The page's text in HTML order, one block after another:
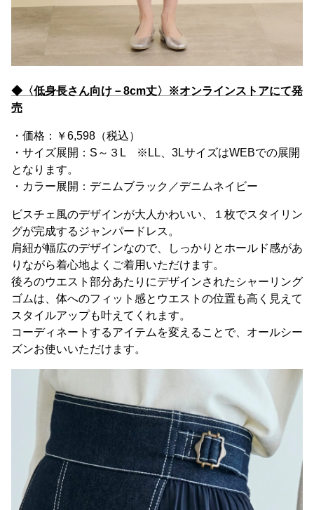
◆〈低身長さん向け－8cm丈〉※オンラインストアにて発
売
・価格：￥6,598（税込）
・サイズ展開：S～３L ※LL、3LサイズはWEBでの展開
となります。
・カラー展開：デニムブラック／デニムネイビー
ビスチェ風のデザインが大人かわいい、１枚でスタイリン
グが完成するジャンパードレス。
肩紐が幅広のデザインなので、しっかりとホールド感があ
りながら着心地よくご着用いただけます。
後ろのウエスト部分あたりにデザインされたシャーリング
ゴムは、体へのフィット感とウエストの位置も高く見えて
スタイルアップも叶えてくれます。
コーディネートするアイテムを変えることで、オールシー
ズンお使いいただけます。